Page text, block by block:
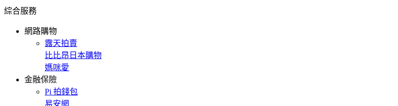
綜合服務
網路購物
露天拍賣
比比昂日本購物
媽咪愛
金融保險
Pi 拍錢包
易安網